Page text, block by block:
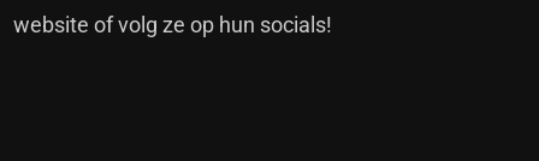
websiteof volg ze op hun socials!